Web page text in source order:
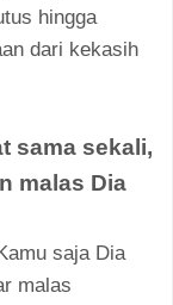
hingga
dari kekasih
sama sekali,
malas Dia
saja Dia
malas